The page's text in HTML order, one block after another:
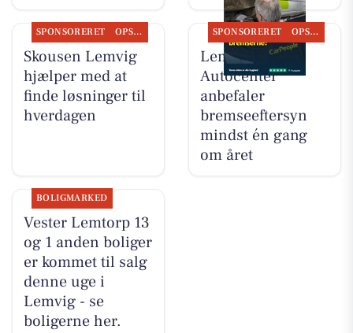
SPONSORERET OPSLAGSTAVLEN
Skousen Lemvig
hjælper med at
finde løsninger til
hverdagen
SPONSORERET OPSLAGSTAVLEN
Lemvig
Autocenter
anbefaler
bremseeftersyn
mindst én gang
om året
BOLIGMARKED
Vester Lemtorp 13
og 1 anden boliger
er kommet til salg
denne uge i
Lemvig - se
boligerne her.